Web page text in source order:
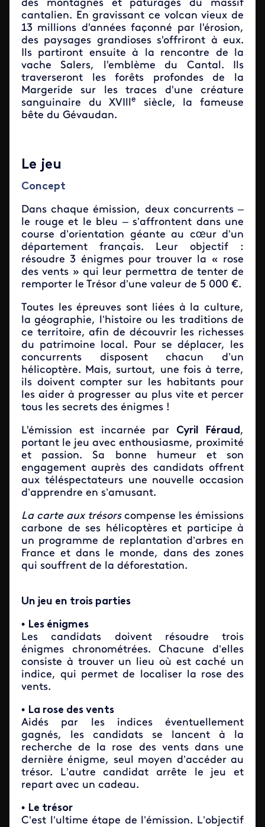
des montagnes et pâturages du massif
cantalien. En gravissant ce volcan vieux de
13 millions d'années façonné par l'érosion,
des paysages grandioses s'offriront à eux.
Ils partiront ensuite à la rencontre de la
vache Salers, l'emblème du Cantal. Ils
traverseront les forêts profondes de la
Margeride sur les traces d'une créature
sanguinaire du XVIlle
siècle, la fameuse
bête du Gévaudan.
Le jeu
Concept
Dans chaque émission, deux concurrents –
le rouge et le bleu – s’affrontent dans une
course d’orientation géante au cœur d’un
département français. Leur objectif :
résoudre 3 énigmes pour trouver la « rose
des vents » qui leur permettra de tenter de
remporter le Trésor d’une valeur de 5 000 €.
Toutes les épreuves sont liées à la culture,
la géographie, l’histoire ou les traditions de
ce territoire, afin de découvrir les richesses
du patrimoine local. Pour se déplacer, les
concurrents disposent chacun d’un
hélicoptère. Mais, surtout, une fois à terre,
ils doivent compter sur les habitants pour
les aider à progresser au plus vite et percer
tous les secrets des énigmes !
L'émission est incarnée par Cyril Féraud,
portant le jeu avec enthousiasme, proximité
et passion. Sa bonne humeur et son
engagement auprès des candidats offrent
aux téléspectateurs une nouvelle occasion
d’apprendre en s’amusant.
La carte aux trésorscompense les émissions
carbone de ses hélicoptères et participe à
un programme de replantation d’arbres en
France et dans le monde, dans des zones
qui souffrent de la déforestation.
Un jeu en trois parties
• Les énigmes
Les candidats doivent résoudre trois
énigmes chronométrées. Chacune d’elles
consiste à trouver un lieu où est caché un
indice, qui permet de localiser la rose des
vents.
• La rose des vents
Aidés par les indices éventuellement
gagnés, les candidats se lancent à la
recherche de la rose des vents dans une
dernière énigme, seul moyen d’accéder au
trésor. L’autre candidat arrête le jeu et
repart avec un cadeau.
• Le trésor
C’est l’ultime étape de l’émission. L’objectif